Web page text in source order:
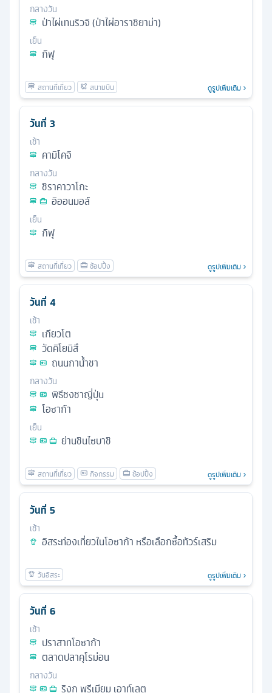
กลางวัน
ป่าไผ่เทนริวจิ (ป่าไผ่อาราชิยาม่า)
เย็น
กิฟุ
ดูรูปเพิ่มเติม
วันที่ 3
เช้า
คามิโคจิ
กลางวัน
ชิราคาวาโกะ
อิออนมอล์
เย็น
กิฟุ
ดูรูปเพิ่มเติม
วันที่ 4
เช้า
เกียวโต
วัดคิโยมิสึ
ถนนกาน้ำชา
กลางวัน
พิธีชงชาญี่ปุ่น
โอซาก้า
เย็น
ย่านชินไซบาชิ
ดูรูปเพิ่มเติม
วันที่ 5
เช้า
อิสระท่องเที่ยวในโอซาก้า หรือเลือกซื้อทัวร์เสริม
ดูรูปเพิ่มเติม
วันที่ 6
เช้า
ปราสาทโอซาก้า
ตลาดปลาคุโรม่อน
กลางวัน
ริงกุ พรีเมียม เอาท์เลต